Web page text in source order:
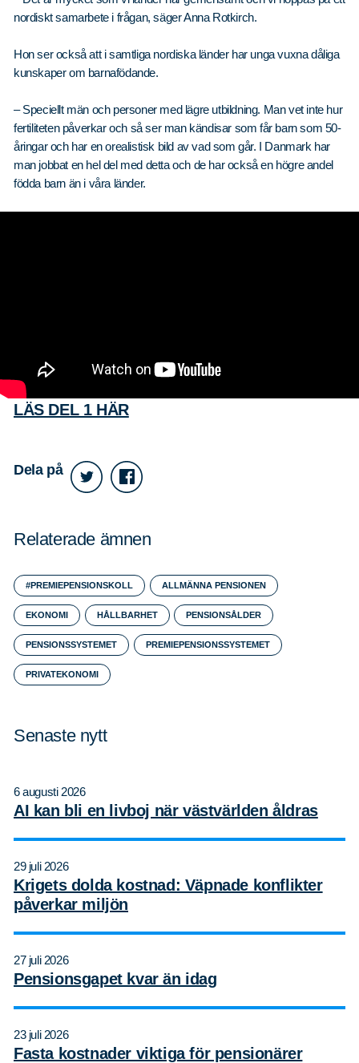
nordiskt samarbete i frågan, säger Anna Rotkirch.
Hon ser också att i samtliga nordiska länder har unga vuxna dåliga
kunskaper om barnafödande.
– Speciellt män och personer med lägre utbildning. Man vet inte hur
fertiliteten påverkar och så ser man kändisar som får barn som 50-
åringar och har en orealistisk bild av vad som går. I Danmark har
man jobbat en hel del med detta och de har också en högre andel
födda barn än i våra länder.
LÄS DEL 1 HÄR
Dela på
Relaterade ämnen
#PREMIEPENSIONSKOLL ALLMÄNNA PENSIONEN
EKONOMI HÅLLBARHET PENSIONSÅLDER
PENSIONSSYSTEMET PREMIEPENSIONSSYSTEMET
PRIVATEKONOMI
Senaste nytt
6 augusti 2026
AI kan bli en livboj när västvärlden åldras
29 juli 2026
Krigets dolda kostnad: Väpnade konflikter
påverkar miljön
27 juli 2026
Pensionsgapet kvar än idag
23 juli 2026
Fasta kostnader viktiga för pensionärer